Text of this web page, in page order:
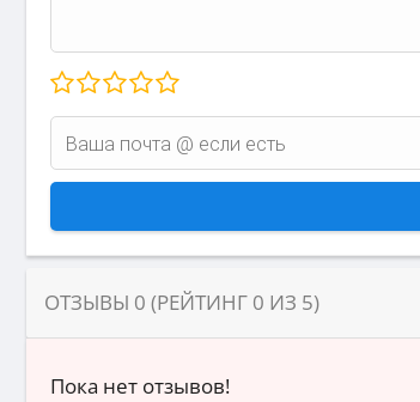
ОТЗЫВЫ 0 (РЕЙТИНГ 0 ИЗ 5)
Пока нет отзывов!